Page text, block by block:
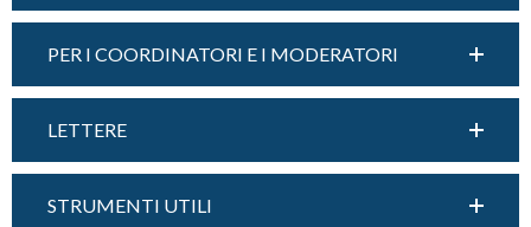
PER I COORDINATORI E I MODERATORI
LETTERE
STRUMENTI UTILI